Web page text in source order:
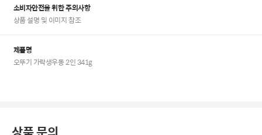
소비자안전을 위한 주의사항
상품 설명 및 이미지 참조
제품명
오뚜기 가락생우동 2인 341g